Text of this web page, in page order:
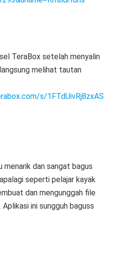
TeraBox setelah menyalin
melihat tautan
s/1FTdUivRj8zxAS
menarik dan sangat bagus
seperti pelajar kayak
dan mengunggah file
ini sungguh baguss